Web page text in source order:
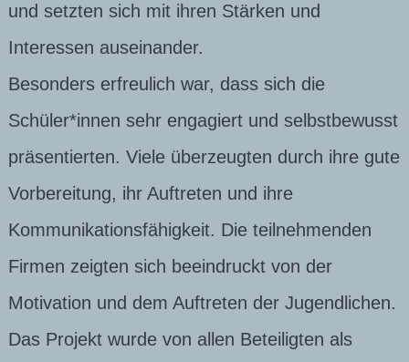
und setzten sich mit ihren Stärken und
Interessen auseinander.
Besonders erfreulich war, dass sich die
Schüler*innen sehr engagiert und selbstbewusst
präsentierten. Viele überzeugten durch ihre gute
Vorbereitung, ihr Auftreten und ihre
Kommunikationsfähigkeit. Die teilnehmenden
Firmen zeigten sich beeindruckt von der
Motivation und dem Auftreten der Jugendlichen.
Das Projekt wurde von allen Beteiligten als